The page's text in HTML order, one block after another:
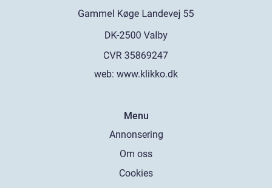
web: www.klikko.dk
Menu
Annonsering
Om oss
Cookies